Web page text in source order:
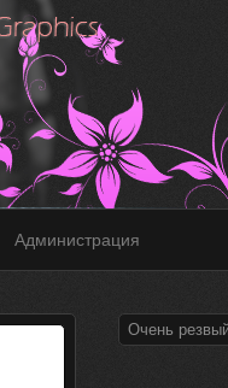
Администрация